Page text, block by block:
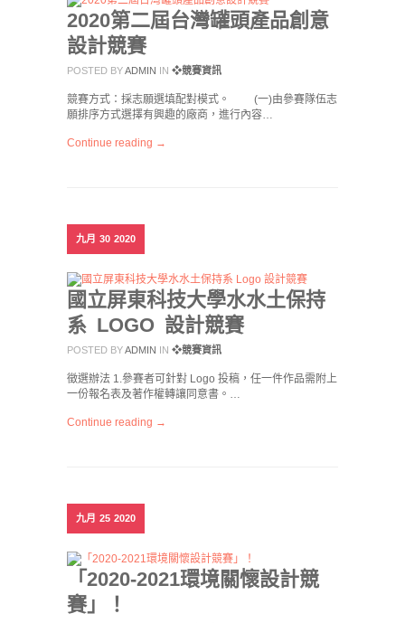
2020第二屆台灣罐頭產品創意
設計競賽
POSTED BYADMIN IN ❖競賽資訊
競賽方式：採志願選填配對模式。 (一)由參賽隊伍志
願排序方式選擇有興趣的廠商，進行內容…
Continue reading →
九月 30 2020
國立屏東科技大學水水土保持
系 LOGO 設計競賽
POSTED BYADMIN IN ❖競賽資訊
徵選辦法 1.參賽者可針對 Logo 投稿，任一件作品需附上
一份報名表及著作權轉讓同意書。…
Continue reading →
九月 25 2020
「2020-2021環境關懷設計競
賽」！